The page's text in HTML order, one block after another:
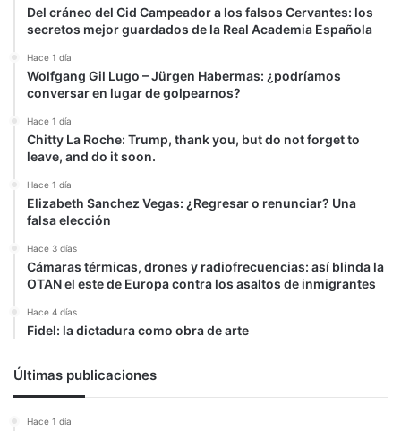
Del cráneo del Cid Campeador a los falsos Cervantes: los
secretos mejor guardados de la Real Academia Española
Hace 1 día
Wolfgang Gil Lugo – Jürgen Habermas: ¿podríamos
conversar en lugar de golpearnos?
Hace 1 día
Chitty La Roche: Trump, thank you, but do not forget to
leave, and do it soon.
Hace 1 día
Elizabeth Sanchez Vegas: ¿Regresar o renunciar? Una
falsa elección
Hace 3 días
Cámaras térmicas, drones y radiofrecuencias: así blinda la
OTAN el este de Europa contra los asaltos de inmigrantes
Hace 4 días
Fidel: la dictadura como obra de arte
Últimas publicaciones
Hace 1 día